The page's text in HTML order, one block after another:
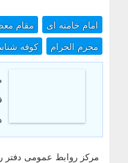
امام خامنه ای مقام
کوفه
محرم الحرام
مرکز روابط عمومی دفتر